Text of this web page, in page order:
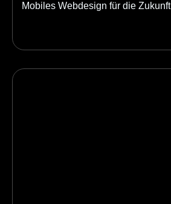
Mobiles Webdesign für die Zukunft